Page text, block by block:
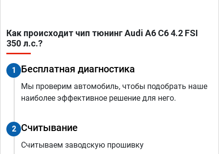
Как происходит чип тюнинг Audi A6 C6 4.2 FSI
350 л.с.?
1 Бесплатная диагностика
Мы проверим автомобиль, чтобы подобрать наше
наиболее эффективное решение для него.
2 Считывание
Считываем заводскую прошивку